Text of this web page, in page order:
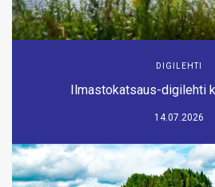
DIGILEHTI
Ilmastokatsaus-digilehti
14.07.2026